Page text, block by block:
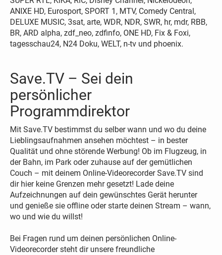
ANIXE HD, Eurosport, SPORT 1, MTV, Comedy Central,
DELUXE MUSIC, 3sat, arte, WDR, NDR, SWR, hr, mdr, RBB,
BR, ARD alpha, zdf_neo, zdfinfo, ONE HD, Fix & Foxi,
tagesschau24, N24 Doku, WELT, n-tv und phoenix.
Save.TV – Sei dein
persönlicher
Programmdirektor
Mit Save.TV bestimmst du selber wann und wo du deine
Lieblingsaufnahmen ansehen möchtest – in bester
Qualität und ohne störende Werbung! Ob im Flugzeug, in
der Bahn, im Park oder zuhause auf der gemütlichen
Couch – mit deinem Online-Videorecorder Save.TV sind
dir hier keine Grenzen mehr gesetzt! Lade deine
Aufzeichnungen auf dein gewünschtes Gerät herunter
und genieße sie offline oder starte deinen Stream – wann,
wo und wie du willst!
Bei Fragen rund um deinen persönlichen Online-
Videorecorder steht dir unsere freundliche